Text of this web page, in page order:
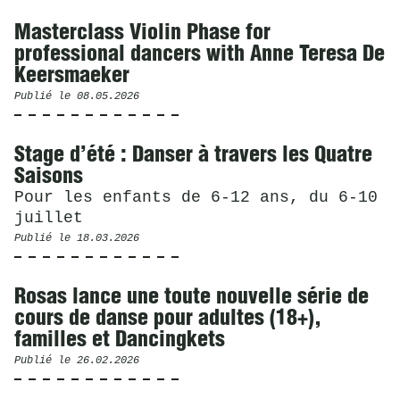
Masterclass Violin Phase for
professional dancers with Anne Teresa De
Keersmaeker
Publié le 08.05.2026
Stage d’été : Danser à travers les Quatre
Saisons
Pour les enfants de 6-12 ans, du 6-10
juillet
Publié le 18.03.2026
Rosas lance une toute nouvelle série de
cours de danse pour adultes (18+),
familles et Dancingkets
Publié le 26.02.2026